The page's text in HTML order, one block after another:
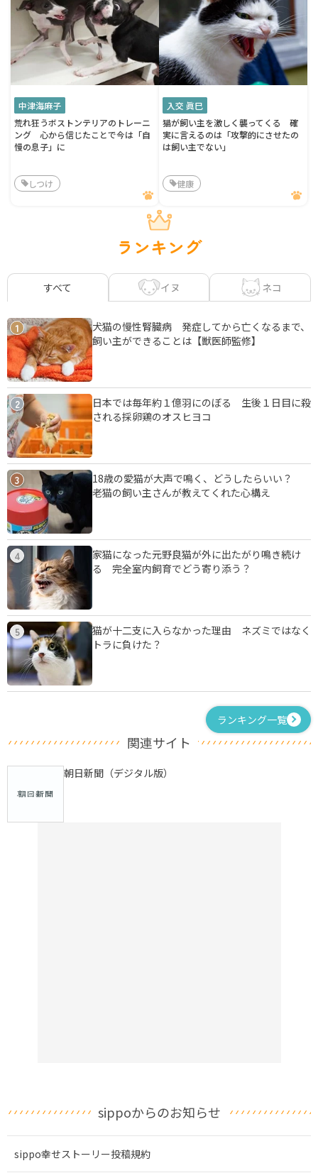
中津海麻子
荒れ狂うボストンテリアのトレーニ
ング 心から信じたことで今は「自
慢の息子」に
しつけ
入交 眞巳
猫が飼い主を激しく襲ってくる 確
実に言えるのは「攻撃的にさせたの
は飼い主でない」
健康
ランキング
すべて イヌ ネコ
1
犬猫の慢性腎臓病 発症してから亡くなるまで、
飼い主ができることは【獣医師監修】
2
日本では毎年約１億羽にのぼる 生後１日目に殺
される採卵鶏のオスヒヨコ
3
18歳の愛猫が大声で鳴く、どうしたらいい？
老猫の飼い主さんが教えてくれた心構え
4
家猫になった元野良猫が外に出たがり鳴き続け
る 完全室内飼育でどう寄り添う？
5
猫が十二支に入らなかった理由 ネズミではなく
トラに負けた？
ランキング一覧
関連サイト
朝日新聞（デジタル版）
sippoからのお知らせ
sippo幸せストーリー投稿規約